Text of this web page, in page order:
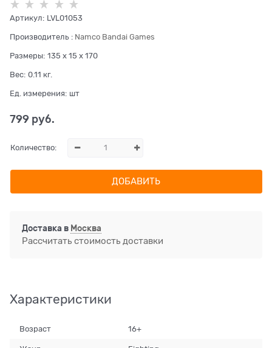
Артикул: LVL01053
Производитель : Namco Bandai Games
Размеры: 135 x 15 x 170
Вес: 0.11 кг.
Ед. измерения: шт
799 руб.
Количество:
ДОБАВИТЬ
Доставка в Москва
Рассчитать стоимость доставки
Характеристики
Возраст 16+